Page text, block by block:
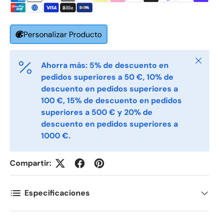
Etternavn *
E-post *
Telefon
Postnummer
Antall *
Kommentarer
Personalizar Producto
Ahorra más: 5% de descuento en
pedidos superiores a 50 €, 10% de
descuento en pedidos superiores a
100 €, 15% de descuento en pedidos
superiores a 500 € y 20% de
descuento en pedidos superiores a
1000 €.
Cerrar
Compartir:
Especificaciones